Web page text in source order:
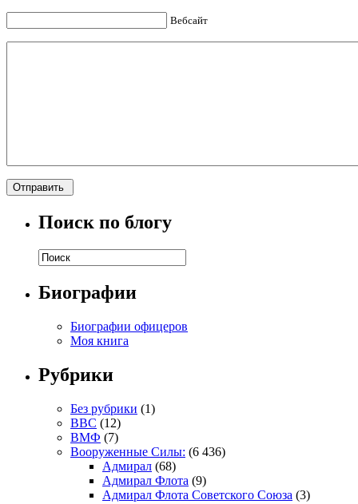
Вебсайт
Поиск по блогу
Биографии
Биографии офицеров
Моя книга
Рубрики
Без рубрики (1)
ВВС (12)
ВМФ (7)
Вооруженные Силы: (6 436)
Адмирал (68)
Адмирал Флота (9)
Адмирал Флота Советского Союза (3)